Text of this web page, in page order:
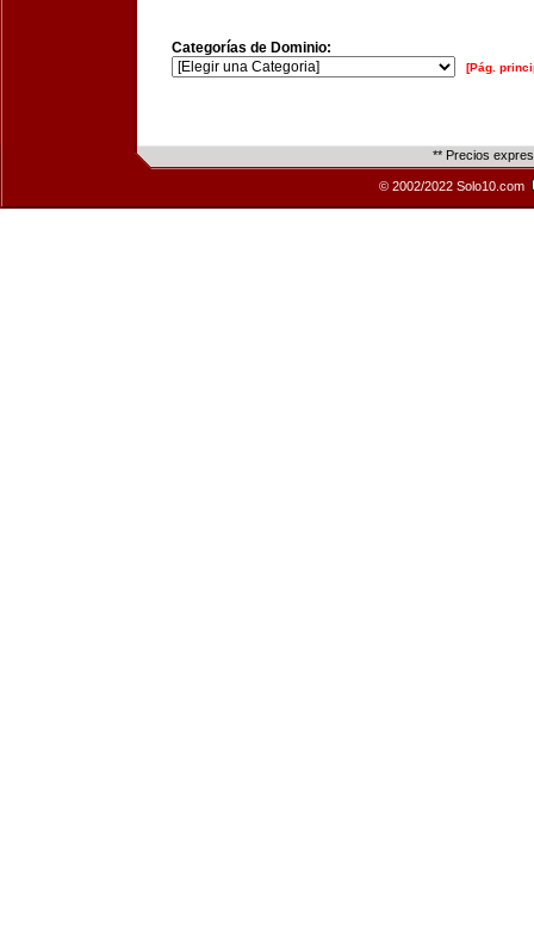
Categorías de Dominio:
[Pág.
** Precios
© 2002/2022 Solo10.com